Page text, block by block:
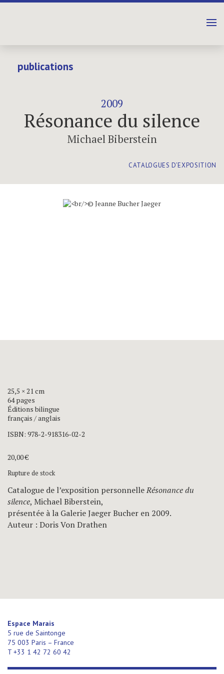
publications
2009
Résonance du silence
Michael Biberstein
CATALOGUES D’EXPOSITION
25,5 × 21 cm
64 pages
Éditions bilingue
français / anglais
ISBN: 978-2-918316-02-2
20,00€
Rupture de stock
Catalogue de l’exposition personnelleRésonance du
silence, Michael Biberstein,
présentée à la Galerie Jaeger Bucher en 2009.
Auteur : Doris Von Drathen
Espace Marais
5 rue de Saintonge
75 003 Paris – France
T +33 1 42 72 60 42